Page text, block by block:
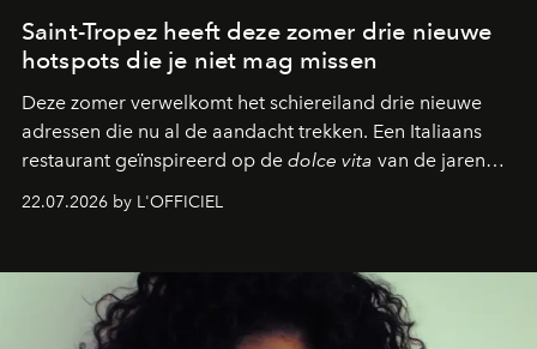
Saint-Tropez heeft deze zomer drie nieuwe
hotspots die je niet mag missen
Deze zomer verwelkomt het schiereiland drie nieuwe
adressen die nu al de aandacht trekken. Een Italiaans
restaurant geïnspireerd op de dolce vita van de jaren
verandert in een bruisende ontmoetingsplek en de
neerstrijkt in Saint-Tropez. Dit zijn de nieuwe adressen
die deze zomer de toon zetten, van lange lunches tot
zwoele nachten.
22.07.2026 by L'OFFICIEL